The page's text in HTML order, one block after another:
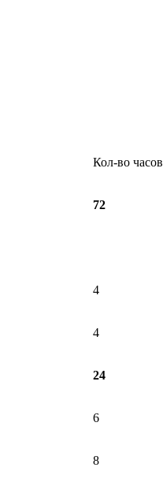
Кол-во часов
72
4
4
24
6
8